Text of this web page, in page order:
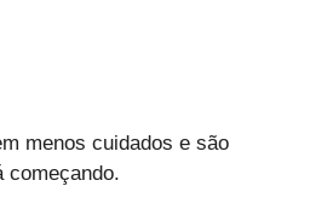
menos cuidados e são
começando.